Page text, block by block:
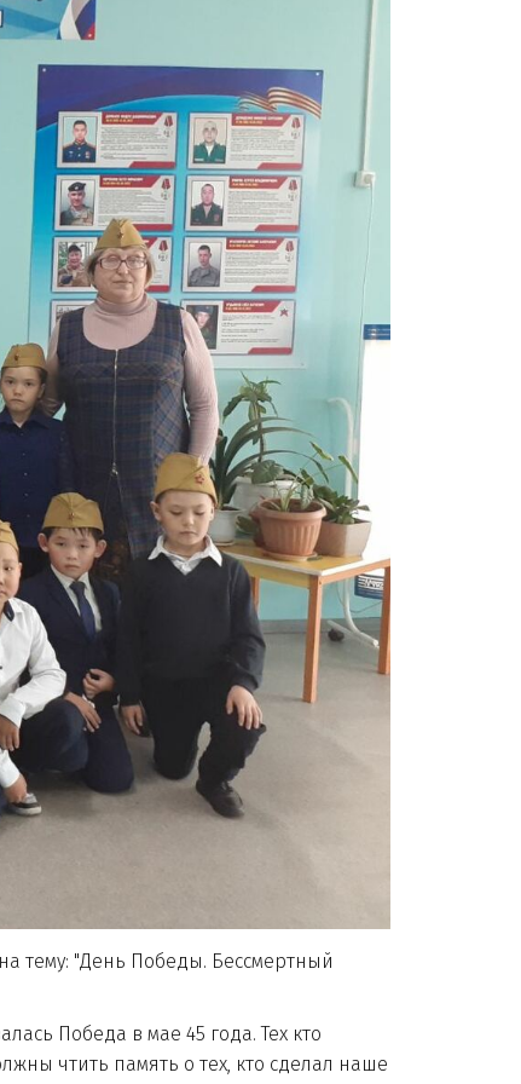
тему: "День Победы. Бессмертный
Победа в мае 45 года. Тех кто
чтить память о тех, кто сделал наше